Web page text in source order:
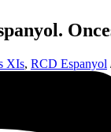
XIs, RCD Espanyol